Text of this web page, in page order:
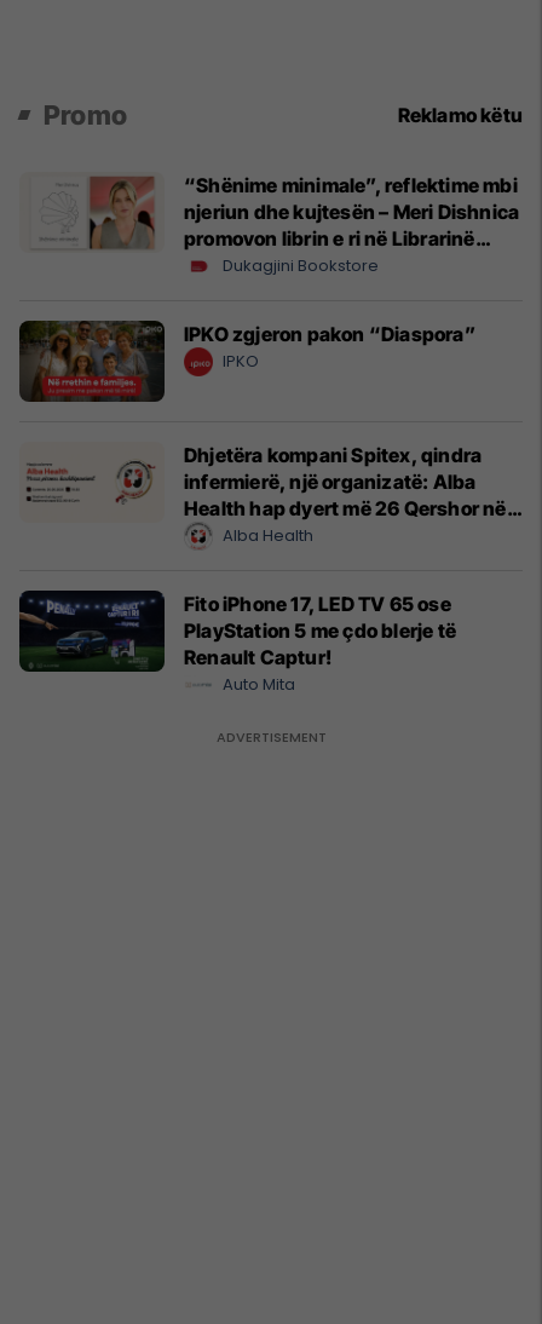
Promo Reklamo këtu
“Shënime minimale”, reflektime mbi
njeriun dhe kujtesën – Meri Dishnica
promovon librin e ri në Librarinë
Dukagjini
Dukagjini Bookstore
IPKO zgjeron pakon “Diaspora”
IPKO
Dhjetëra kompani Spitex, qindra
infermierë, një organizatë: Alba
Health hap dyert më 26 Qershor në
CyrihAlba Health
Fito iPhone 17, LED TV 65 ose
PlayStation 5 me çdo blerje të
Renault Captur!
Auto Mita